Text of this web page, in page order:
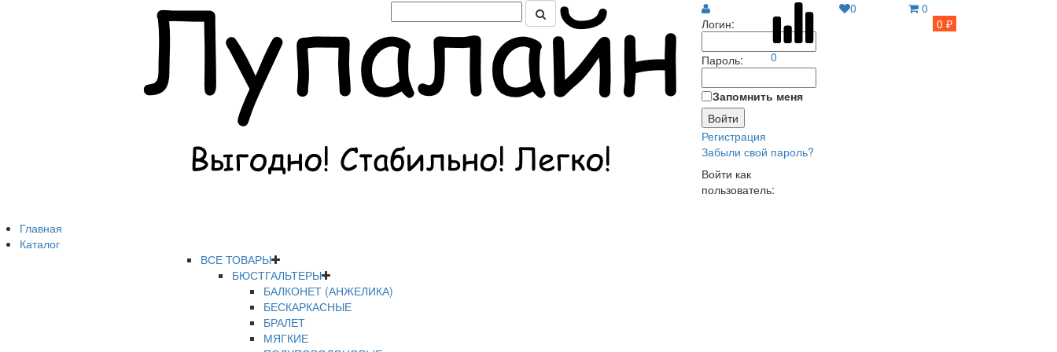
Логин:
Пароль:
Запомнить меня
Регистрация
Забыли свой пароль?
Войти как
пользователь:
0
0
0
0 ₽
Главная
Каталог
ВСЕ ТОВАРЫ
БЮСТГАЛЬТЕРЫ
БАЛКОНЕТ (АНЖЕЛИКА)
БЕСКАРКАСНЫЕ
БРАЛЕТ
МЯГКИЕ